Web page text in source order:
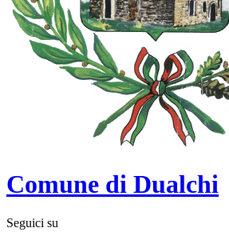
Comune di Dualchi
Seguici su